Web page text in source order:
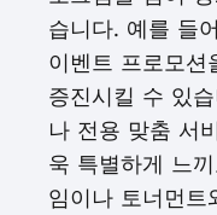
습니다. 예를 들
이벤트 프로모션
증진시킬 수 있
나 전용 맞춤 서
욱 특별하게 느
임이나 토너먼트